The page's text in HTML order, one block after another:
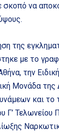
σκοπό να
της
με το
την
Μονάδα της
και το
Γ’ Τελωνείου